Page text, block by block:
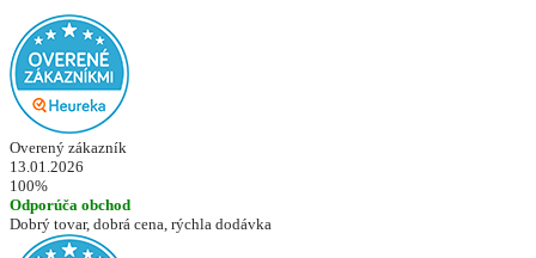
Overený zákazník
13.01.2026
100%
Odporúča obchod
Dobrý tovar, dobrá cena, rýchla dodávka